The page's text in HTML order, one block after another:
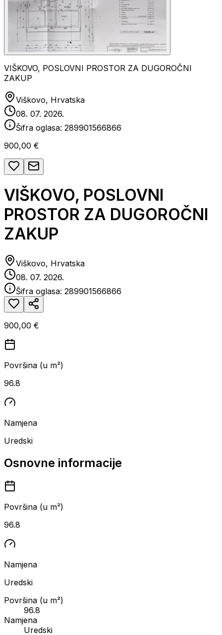
VIŠKOVO, POSLOVNI PROSTOR ZA DUGOROČNI
ZAKUP
Viškovo, Hrvatska
08. 07. 2026.
Šifra oglasa: 289901566866
900,00 €
VIŠKOVO, POSLOVNI
PROSTOR ZA DUGOROČNI
ZAKUP
Viškovo, Hrvatska
08. 07. 2026.
Šifra oglasa: 289901566866
900,00 €
Površina (u m²)
96.8
Namjena
Uredski
Osnovne informacije
Površina (u m²)
96.8
Namjena
Uredski
Površina (u m²)
96.8
Namjena
Uredski